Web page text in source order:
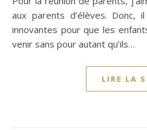
aux parents d’élèves. Donc,
innovantes pour que les
venir sans pour autant qu’ils…
LIRE LA